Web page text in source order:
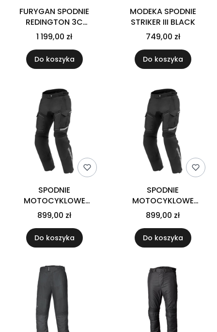
FURYGAN SPODNIE
REDINGTON 3C
PRIMALOFT BLACK
1 199,00 zł
Do koszyka
MODEKA SPODNIE
STRIKER III BLACK
749,00 zł
Do koszyka
SPODNIE
MOTOCYKLOWE
TEKSTYLNE REBELHORN
CUBBY 5 BLACK (DŁUGA
NOGAWKA)
899,00 zł
Do koszyka
SPODNIE
MOTOCYKLOWE
TEKSTYLNE REBELHORN
CUBBY 5 BLACK
(KRÓTKA NOGAWKA) S-
M
899,00 zł
Do koszyka